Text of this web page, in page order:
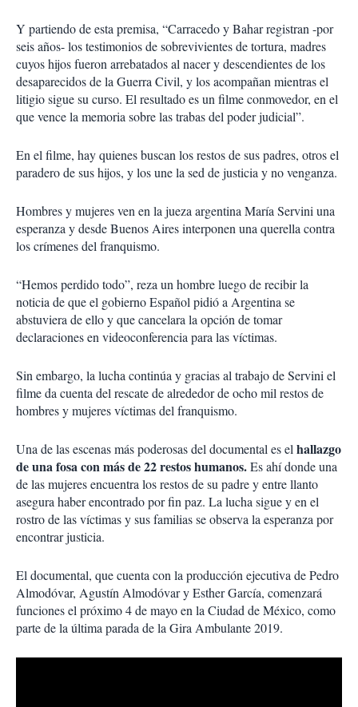
Y partiendo de esta premisa, “Carracedo y Bahar registran -por
seis años- los testimonios de sobrevivientes de tortura, madres
cuyos hijos fueron arrebatados al nacer y descendientes de los
desaparecidos de la Guerra Civil, y los acompañan mientras el
litigio sigue su curso. El resultado es un filme conmovedor, en el
que vence la memoria sobre las trabas del poder judicial”.
En el filme, hay quienes buscan los restos de sus padres, otros el
paradero de sus hijos, y los une la sed de justicia y no venganza.
Hombres y mujeres ven en la jueza argentina María Servini una
esperanza y desde Buenos Aires interponen una querella contra
los crímenes del franquismo.
“Hemos perdido todo”, reza un hombre luego de recibir la
noticia de que el gobierno Español pidió a Argentina se
abstuviera de ello y que cancelara la opción de tomar
declaraciones en videoconferencia para las víctimas.
Sin embargo, la lucha continúa y gracias al trabajo de Servini el
filme da cuenta del rescate de alrededor de ocho mil restos de
hombres y mujeres víctimas del franquismo.
Una de las escenas más poderosas del documental es elhallazgo
de una fosa con más de 22 restos humanos.Es ahí donde una
de las mujeres encuentra los restos de su padre y entre llanto
asegura haber encontrado por fin paz. La lucha sigue y en el
rostro de las víctimas y sus familias se observa la esperanza por
encontrar justicia.
El documental, que cuenta con la producción ejecutiva de Pedro
Almodóvar, Agustín Almodóvar y Esther García, comenzará
funciones el próximo 4 de mayo en la Ciudad de México, como
parte de la última parada de la Gira Ambulante 2019.